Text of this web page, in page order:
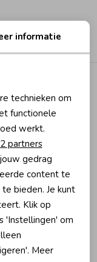
een stoere
voor ouders die
prettig draagt en
school,
direct goed voelt
daarin spreekt
en sportief,
jas vaak het item
wil je iets dat
sweaters en
informatie
technieken om
functionele
werkt.
2 partners
gedrag
content te
bieden. Je kunt
Klik op
'Instellingen' om
Meer